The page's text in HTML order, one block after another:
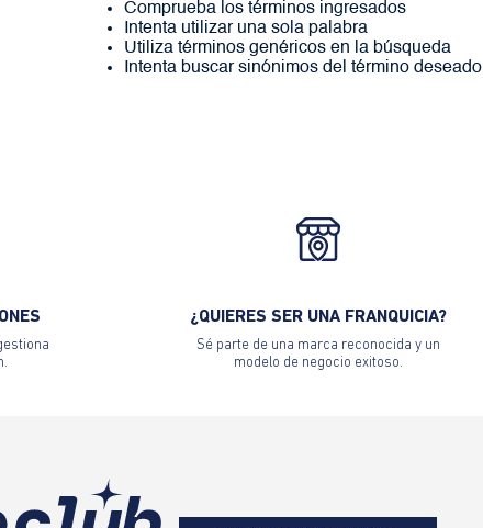
Comprueba los términos ingresados
Intenta utilizar una sola palabra
Utiliza términos genéricos en la búsqueda
Intenta buscar sinónimos del término deseado
¿QUIERES SER UNA FRANQUICIA?
Sé parte de una marca reconocida y un
modelo de negocio exitoso.